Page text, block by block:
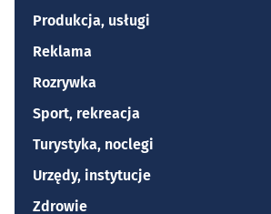
Produkcja, usługi
Reklama
Rozrywka
Sport, rekreacja
Turystyka, noclegi
Urzędy, instytucje
Zdrowie